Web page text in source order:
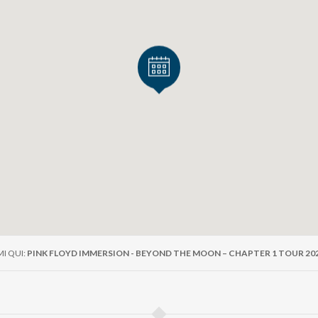
l’universo sonoro dei Pink Floyd in chiave live
QUI: PINK FLOYD IMMERSION - BEYOND THE MOON – CHAPTER 1 TOUR